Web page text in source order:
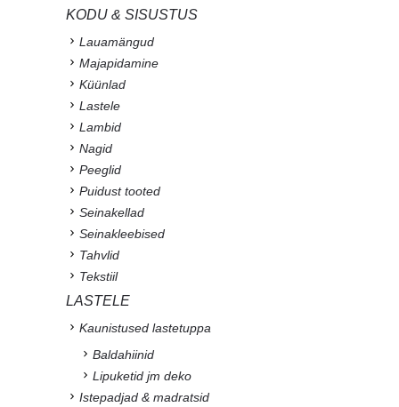
KODU & SISUSTUS
Lauamängud
Majapidamine
Küünlad
Lastele
Lambid
Nagid
Peeglid
Puidust tooted
Seinakellad
Seinakleebised
Tahvlid
Tekstiil
LASTELE
Kaunistused lastetuppa
Baldahiinid
Lipuketid jm deko
Istepadjad & madratsid